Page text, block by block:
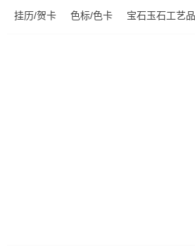
挂历/贺卡
色标/色卡 宝石玉石工艺品